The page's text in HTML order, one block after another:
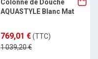
Colonne de Douche
AQUASTYLE Blanc Mat
769,01 €(TTC)
1 039,20 €